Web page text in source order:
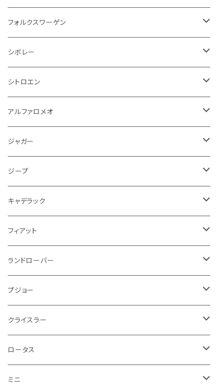
アストンマーティン
シボレー
フォード
アルファロメオ
ミニ
シトロエン
フィアット
クライスラー
サーブ
ベントレー
ロータス
ポルシェ
ヒュンダイ
アルファロメオ
ランドローバー
フィアット
クライスラー
アストンマーティン
プジョー
ルノー
サーブ
フォード
ミニ
ロータス
マセラティ
ロールスロイス
シトロエン
フィアット
ヒュンダイ
ジャガー
ジープ
ランドローバー
ロータス
メルセデス ベンツ
ミニ
プジョー
ポルシェ
ルノー
サーブ
ステアリングホイール
ステアリング
パワーステアリング系
エンジン
エンジンVベルト
オイルフィルター
クーラント
その他
ラジエーター
クーラント
ミッション
ドライブシャフト
サスペンション
マフラー
ライト系
ブレーキランプ
方向指示器
ドア系
エアコン系
ブレーキ系
ブレーキランプ
外装系
タイヤ回り系
キムコ
SYM
収納用品
インテリア系
灰皿・ゴミ箱
ドリンクホルダー
携帯・スマホホルダー
クッション
ステッカー
アクセルブレーキペダル
オイルクーラー
ケーブル系
吸気系
ラジエーター
ミラー
フェンダー
ギアシフト系
タンドラ
ワイパー系
バンパー
外装系
バイク ブレーキクラッチレバー
バイク 収納
バイク ハンドル系
ハンドガード
スロットル
シートカバー
バイク その他
バイク フェンダー系
足回り
サスペンション
オイル系
エンジンカバー
足回り系
サスペンション
その他
トランクマット
足回り
サスペンション
ヘッドライト
トランクマット
運転席周り
アームレスト
フェンダー
サイドミラー
ハンドル系
その他
リアバンパー
トランクマット
タイヤ回り
泥除け
ホイール
フロントバンパー回り
グリル
ライト系
プラグ系
イグニッションコイル
ブレーキ系
アンチロックブレーキ
運転席周り
アームレスト
冷却系
クーラント
フェンダー
ワイパー
トランクマット
ドア回り
タンク系
ケーブル系
バンパー回り
ライト系
ウインカー
その他
フロアマット
リアバンパー
その他
フォルクスワーゲン
フロアマット
プラグ系
イグニッションコイル
ブレーキ系
アンチロックブレーキ
冷却系
クーラント
タンク系
ケーブル系
エンジン系
その他
シボレー
フロアマット
その他
運転席周り
アームレスト
ドア回り
ワイパー
排気系
ガスケット
ダッシュボード
タイヤ回り
泥除け
シトロエン
フロアマット
その他
ライト系
ドア回り
ワイパー
キーホルダー
アルファロメオ
フロアマット
ワイパー
ジャガー
フロアマット
ジープ
フロアマット
収納用品
キャデラック
フロアマット
フィアット
フロアマット
フロントワイパー
リアワイパー
ランドローバー
フロアマット
ダッシュボード
トランクマット
ライト系
プジョー
フロアマット
その他
ライト系
クライスラー
フロアマット
ロータス
フロアマット
ミニ